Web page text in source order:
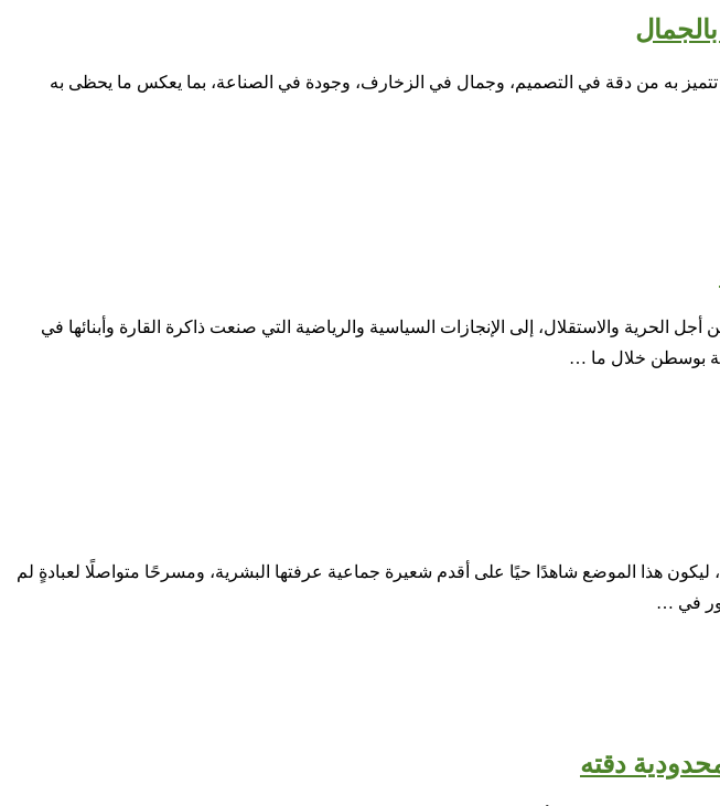
بالمسجد عبر العصور، لما تتميز به من دقة في التصميم، وجمال في الزخارف، وجودة في الصناعة، بما يعكس ما يحظى به
والاستقلال، إلى الإنجازات السياسية والرياضية التي صنعت ذاكرة القارة وأبنائها في
هذا الموضع شاهدًا حيًا على أقدم شعيرة جماعية عرفتها البشرية، ومسرحًا متواصلًا لعبادةٍ لم
في …
دقته